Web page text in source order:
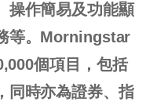
操作簡易及功能顯
等。Morningstar
個項目，包括
同時亦為證券、指